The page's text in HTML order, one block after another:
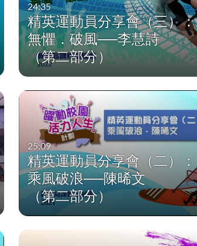
24:35
精英運動員分享會（三）：
無懼．破風──李慧詩
（第二部分）
25:09
精英運動員分享會（二）：
乘風破浪──陳晞文
（第二部分）